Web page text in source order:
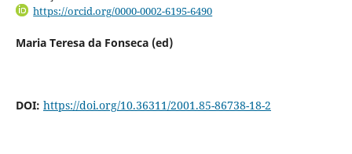
https://orcid.org/0000-0002-6195-6490
Maria Teresa da Fonseca (ed)
DOI: https://doi.org/10.36311/2001.85-86738-18-2